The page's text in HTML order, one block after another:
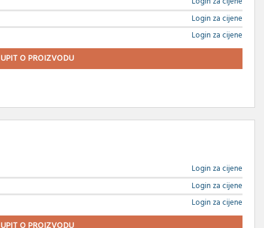
Login za cijene
Login za cijene
UPIT O PROIZVODU
Login za cijene
Login za cijene
Login za cijene